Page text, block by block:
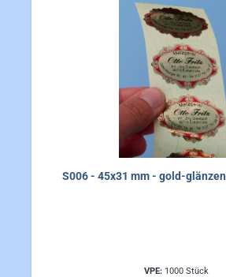
S006 - 45x31 mm - gold-
VPE: 1000 Stück